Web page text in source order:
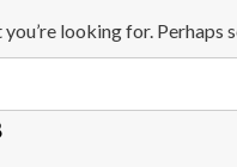
looking for. Perhaps